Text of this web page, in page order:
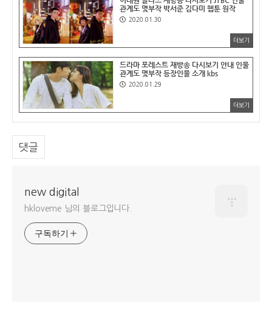
관계도 몇부작 박서준 김다미 웹툰 원작
2020.01.30
더보기
드라마 포레스트 재방송 다시보기 안내 인물
관계도 몇부작 등장인물 소개 kbs
2020.01.29
더보기
댓글
new digital
hkloveme 님의 블로그입니다.
구독하기